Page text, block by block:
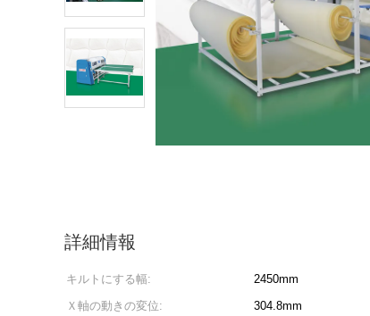
詳細情報
キルトにする幅: 2450mm
Ｘ軸の動きの変位:
304.8mm